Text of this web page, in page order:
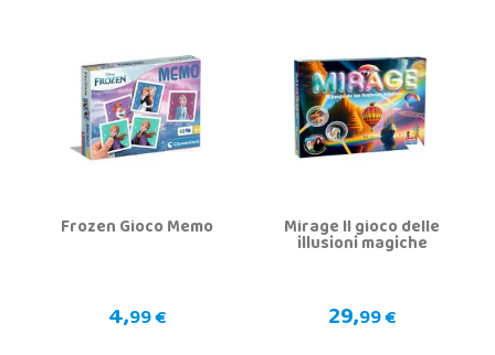
Frozen Gioco Memo
4,99 €
Mirage Il gioco delle
illusioni magiche
29,99 €